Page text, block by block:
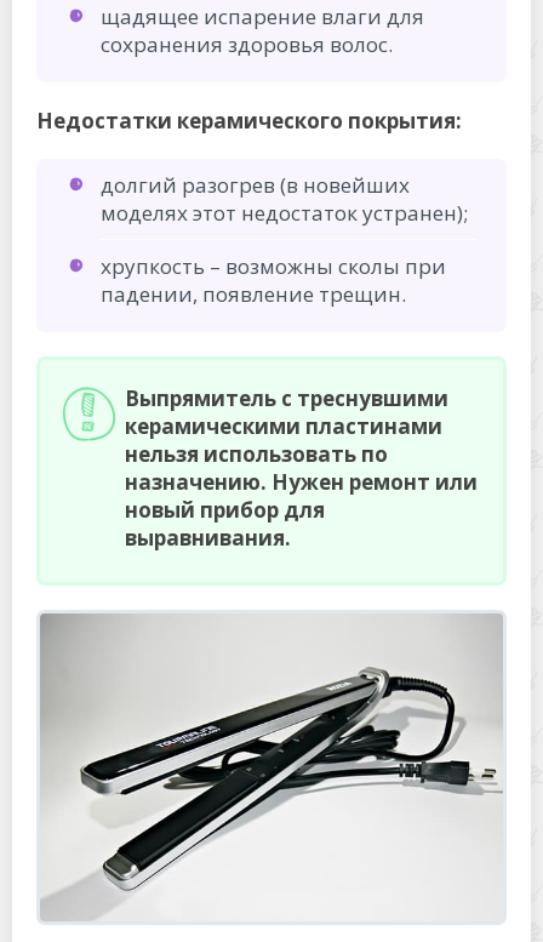
щадящее испарение влаги для
сохранения здоровья волос.
Недостатки керамического покрытия:
долгий разогрев (в новейших
моделях этот недостаток устранен);
хрупкость – возможны сколы при
падении, появление трещин.
Выпрямитель с треснувшими
керамическими пластинами
нельзя использовать по
назначению. Нужен ремонт или
новый прибор для
выравнивания.